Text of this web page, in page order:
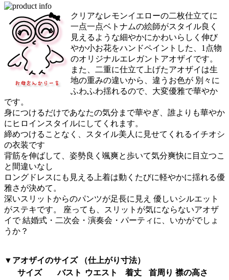
クリアなレモンイエローの二枚仕立てに
一点一点ベトナムの絵師がスタイル良く
見えるような細やかにかわいらしく伸び
やか小お花をハンドペイントした、1点物
のオリジナルエレガントアオザイです。
また、二重に仕立て上げたアオザイは生
地の重みの違いから、違うお色が 別々に
ふわふわ揺れるので、大変優雅で華やか
です。
身につけるだけであなたの気分まで華やぎ、誰よりも華やか
にヒロインスタイルにしてくれます。
締めつけることなく、スタイル美人に見せてくれるイチオシ
の衣装です
背筋を伸ばして、姿勢良く颯爽と歩いて気分爽快に目立つこ
と間違いなし
ロングドレスにも見える上着は動くたびに軽やかに揺れる優
雅さが決めて。
深いスリットからのパンツが足長に見え 優しいシルエット
がステキです。 座っても、スリットが気にならないアオザ
イで 結婚式・二次会・演奏会・パーティに、いかがでしょ
うか？
▼アオザイのサイズ （仕上がり寸法）
サイズ
バスト ウエスト 着丈 首周り 襟の高さ